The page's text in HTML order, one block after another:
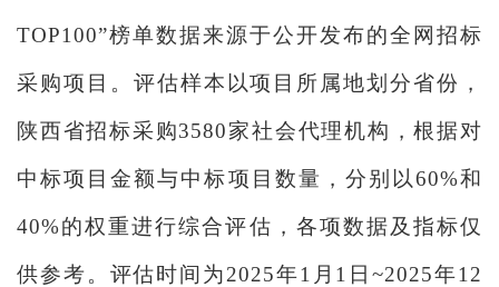
TOP100”榜单数据来源于公开发布的全网招标
采购项目。评估样本以项目所属地划分省份，
陕西省招标采购3580家社会代理机构，根据对
中标项目金额与中标项目数量，分别以60%和
40%的权重进行综合评估，各项数据及指标仅
供参考。评估时间为2025年1月1日~2025年12